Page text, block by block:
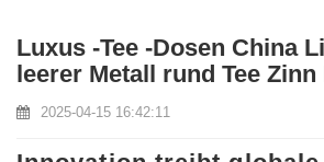
Luxus -Tee -Dosen China
leerer Metall rund Tee
2025-04-15 16:42:11